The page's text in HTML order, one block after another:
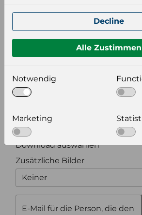
Format auswählen
Bildeinstellungen
wählen Sie eine Auflösung für
Bildauflösung
Zusätzliche
Optional weitere
Download auswählen
Zusätzliche Bilder
Keiner
E-Mail für die Person, die den
Decline
Alle Zustimmen
Notwendig
Marketing